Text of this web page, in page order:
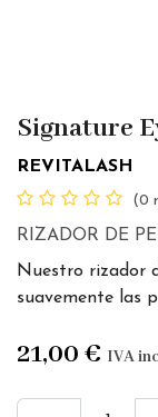
Signature
REVITALASH
(0
RIZADOR DE
Nuestro rizador
suavemente las
21,00 € IVA